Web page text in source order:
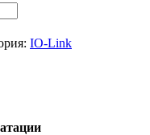
IO-Link